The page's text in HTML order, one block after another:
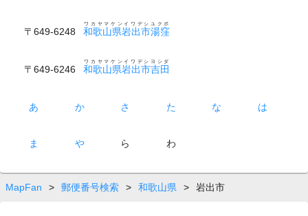
〒649-6248 和歌山県岩出市湯窪
ワカヤマケンイワデシユクボ
〒649-6246 和歌山県岩出市吉田
ワカヤマケンイワデシヨシダ
あ か さ た な は
ま や ら わ
MapFan > 郵便番号検索 > 和歌山県 > 岩出市